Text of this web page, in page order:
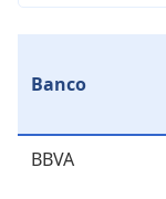
Banco
BBVA